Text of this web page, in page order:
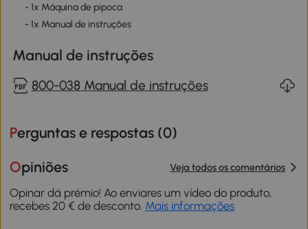
- 1x Máquina de pipoca
- 1x Manual de instruções
Manual de instruções
800-038 Manual de instruções
Perguntas e respostas (0)
Opiniões Veja todos os comentários
Opinar dá prémio! Ao enviares um vídeo do produto,
recebes 20 € de desconto. Mais informações